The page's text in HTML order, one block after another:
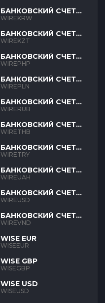
БАНКОВСКИЙ СЧЕТ
KRW
WIREKRW
БАНКОВСКИЙ СЧЕТ
KZT
WIREKZT
БАНКОВСКИЙ СЧЕТ
PHP
WIREPHP
БАНКОВСКИЙ СЧЕТ
PLN
WIREPLN
БАНКОВСКИЙ СЧЕТ
RUB
WIRERUB
БАНКОВСКИЙ СЧЕТ
THB
WIRETHB
БАНКОВСКИЙ СЧЕТ
TRY
WIRETRY
БАНКОВСКИЙ СЧЕТ
UAH
WIREUAH
БАНКОВСКИЙ СЧЕТ
USD
WIREUSD
БАНКОВСКИЙ СЧЕТ
VND
WIREVND
WISE EUR
WISEEUR
WISE GBP
WISEGBP
WISE USD
WISEUSD